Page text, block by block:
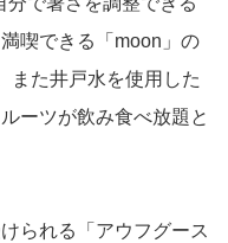
喫できる「moon」の
また井戸水を使用した
ーツが飲み食べ放題と
られる「アウフグース